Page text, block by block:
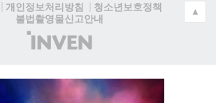
개인정보처리방침
청소년보호정책
불법촬영물신고안내
(주)
인
▲